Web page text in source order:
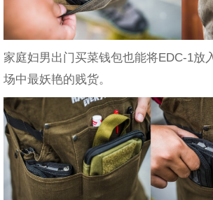
家庭妇男出门买菜钱包也能将EDC-1放
场中最妖艳的贱货。